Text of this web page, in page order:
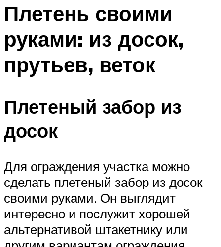
Меню
Плетень своими
руками: из досок,
прутьев, веток
Плетеный забор из
досок
Для ограждения участка можно
сделать плетеный забор из досок
своими руками. Он выглядит
интересно и послужит хорошей
альтернативой штакетнику или